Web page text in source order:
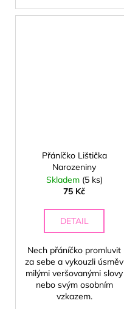
Přáníčko Lištička
Narozeniny
Skladem (5 ks)
75 Kč
DETAIL
Nech přáníčko promluvit
za sebe a vykouzli úsměv
milými veršovanými slovy
nebo svým osobním
vzkazem.